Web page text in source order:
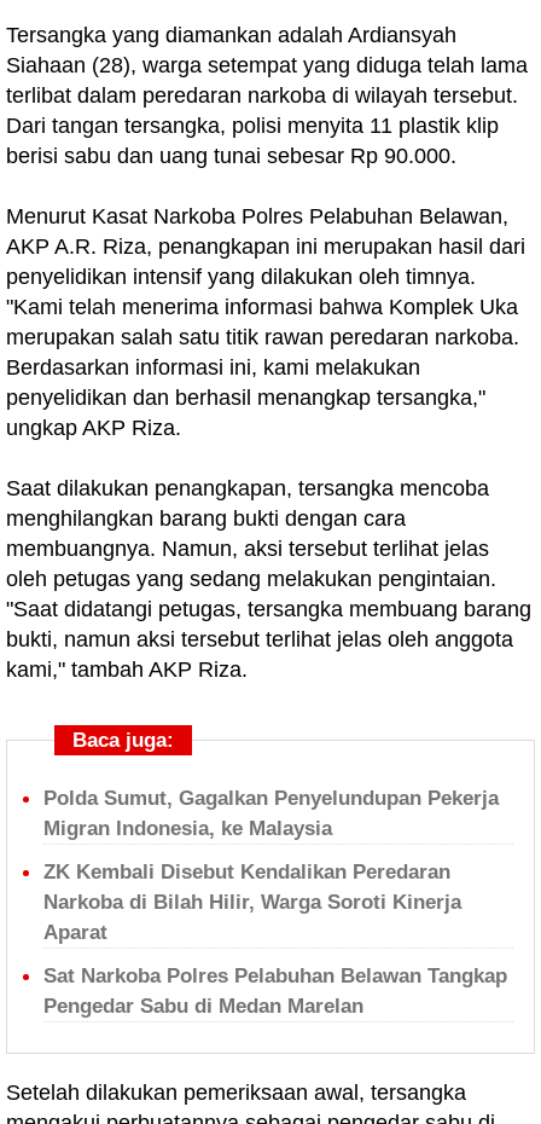
Tersangka yang diamankan adalah Ardiansyah
Siahaan (28), warga setempat yang diduga telah lama
terlibat dalam peredaran narkoba di wilayah tersebut.
Dari tangan tersangka, polisi menyita 11 plastik klip
berisi sabu dan uang tunai sebesar Rp 90.000.
Menurut Kasat Narkoba Polres Pelabuhan Belawan,
AKP A.R. Riza, penangkapan ini merupakan hasil dari
penyelidikan intensif yang dilakukan oleh timnya.
"Kami telah menerima informasi bahwa Komplek Uka
merupakan salah satu titik rawan peredaran narkoba.
Berdasarkan informasi ini, kami melakukan
penyelidikan dan berhasil menangkap tersangka,"
ungkap AKP Riza.
Saat dilakukan penangkapan, tersangka mencoba
menghilangkan barang bukti dengan cara
membuangnya. Namun, aksi tersebut terlihat jelas
oleh petugas yang sedang melakukan pengintaian.
"Saat didatangi petugas, tersangka membuang barang
bukti, namun aksi tersebut terlihat jelas oleh anggota
kami," tambah AKP Riza.
Baca juga:
Polda Sumut, Gagalkan Penyelundupan Pekerja
Migran Indonesia, ke Malaysia
ZK Kembali Disebut Kendalikan Peredaran
Narkoba di Bilah Hilir, Warga Soroti Kinerja
Aparat
Sat Narkoba Polres Pelabuhan Belawan Tangkap
Pengedar Sabu di Medan Marelan
Setelah dilakukan pemeriksaan awal, tersangka